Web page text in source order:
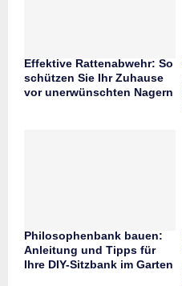
Effektive Rattenabwehr: So
schützen Sie Ihr Zuhause
vor unerwünschten Nagern
Philosophenbank bauen:
Anleitung und Tipps für
Ihre DIY-Sitzbank im Garten